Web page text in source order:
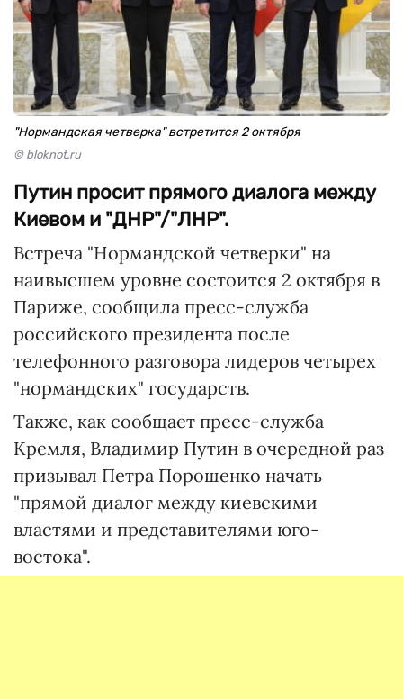
"Нормандская четверка" встретится 2 октября
© bloknot.ru
Путин просит прямого диалога между
Киевом и "ДНР"/"ЛНР".
Встреча "Нормандской четверки" на
наивысшем уровне состоится 2 октября в
Париже, сообщила пресс-служба
российского президента после
телефонного разговора лидеров четырех
"нормандских" государств.
Также, как сообщает пресс-служба
Кремля, Владимир Путин в очередной раз
призывал Петра Порошенко начать
"прямой диалог между киевскими
властями и представителями юго-
востока".